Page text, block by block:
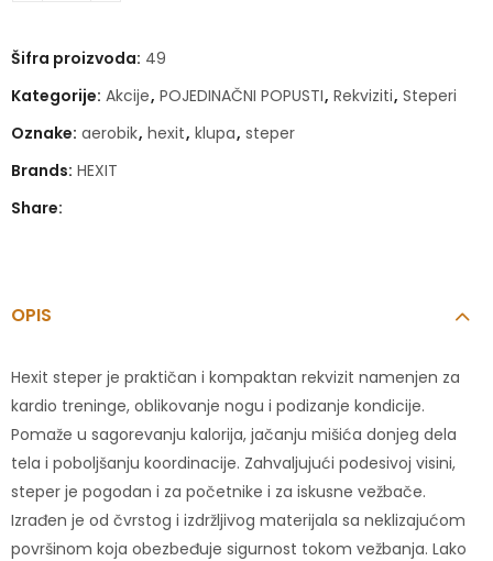
Šifra proizvoda: 49
Kategorije: Akcije, POJEDINAČNI POPUSTI, Rekviziti, Steperi
Oznake: aerobik, hexit, klupa, steper
Brands: HEXIT
Share:
OPIS
Hexit steper je praktičan i kompaktan rekvizit namenjen za
kardio treninge, oblikovanje nogu i podizanje kondicije.
Pomaže u sagorevanju kalorija, jačanju mišića donjeg dela
tela i poboljšanju koordinacije. Zahvaljujući podesivoj visini,
steper je pogodan i za početnike i za iskusne vežbače.
Izrađen je od čvrstog i izdržljivog materijala sa neklizajućom
površinom koja obezbeđuje sigurnost tokom vežbanja. Lako